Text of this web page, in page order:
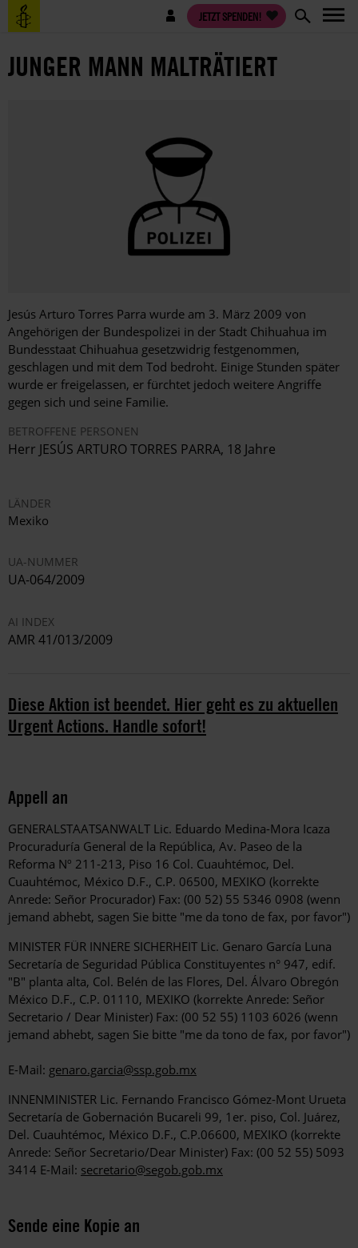
Direkt
zum
Benutzermenü JETZT SPENDEN!
JUNGER MANN MALTRÄTIERT
Jesús Arturo Torres Parra wurde am 3. März 2009 von
Angehörigen der Bundespolizei in der Stadt Chihuahua im
Bundesstaat Chihuahua gesetzwidrig festgenommen,
geschlagen und mit dem Tod bedroht. Einige Stunden später
wurde er freigelassen, er fürchtet jedoch weitere Angriffe
gegen sich und seine Familie.
BETROFFENE PERSONEN
Herr JESÚS ARTURO TORRES PARRA, 18 Jahre
LÄNDER
Mexiko
UA-NUMMER
UA-064/2009
AI INDEX
AMR 41/013/2009
Diese Aktion ist beendet. Hier geht es zu aktuellen
Urgent Actions. Handle sofort!
Appell an
GENERALSTAATSANWALT Lic. Eduardo Medina-Mora Icaza
Procuraduría General de la República, Av. Paseo de la
Reforma Nº 211-213, Piso 16 Col. Cuauhtémoc, Del.
Cuauhtémoc, México D.F., C.P. 06500, MEXIKO (korrekte
Anrede: Señor Procurador) Fax: (00 52) 55 5346 0908 (wenn
jemand abhebt, sagen Sie bitte "me da tono de fax, por favor")
MINISTER FÜR INNERE SICHERHEIT Lic. Genaro García Luna
Secretaría de Seguridad Pública Constituyentes n° 947, edif.
"B" planta alta, Col. Belén de las Flores, Del. Álvaro Obregón
México D.F., C.P. 01110, MEXIKO (korrekte Anrede: Señor
Secretario / Dear Minister) Fax: (00 52 55) 1103 6026 (wenn
jemand abhebt, sagen Sie bitte "me da tono de fax, por favor")
E-Mail: genaro.garcia@ssp.gob.mx
INNENMINISTER Lic. Fernando Francisco Gómez-Mont Urueta
Secretaría de Gobernación Bucareli 99, 1er. piso, Col. Juárez,
Del. Cuauhtémoc, México D.F., C.P.06600, MEXIKO (korrekte
Anrede: Señor Secretario/Dear Minister) Fax: (00 52 55) 5093
3414 E-Mail: secretario@segob.gob.mx
Sende eine Kopie an